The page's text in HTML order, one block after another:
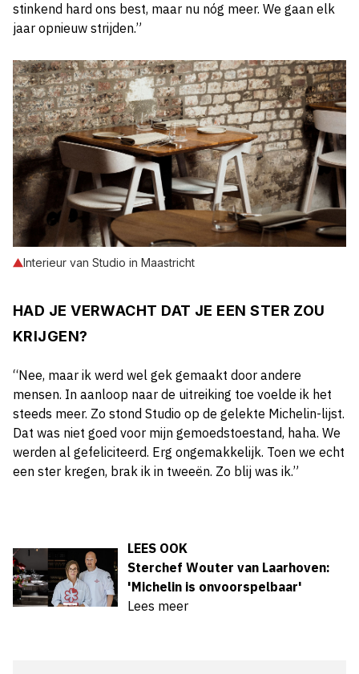
stinkend hard ons best, maar nu nóg meer. We gaan elk
jaar opnieuw strijden.”
Interieur van Studio in Maastricht
HAD JE VERWACHT DAT JE EEN STER ZOU
KRIJGEN?
“Nee, maar ik werd wel gek gemaakt door andere
mensen. In aanloop naar de uitreiking toe voelde ik het
steeds meer. Zo stond Studio op de gelekte Michelin-lijst.
Dat was niet goed voor mijn gemoedstoestand, haha. We
werden al gefeliciteerd. Erg ongemakkelijk. Toen we echt
een ster kregen, brak ik in tweeën. Zo blij was ik.”
LEES OOK
Sterchef Wouter van Laarhoven:
'Michelin is onvoorspelbaar'
Lees meer